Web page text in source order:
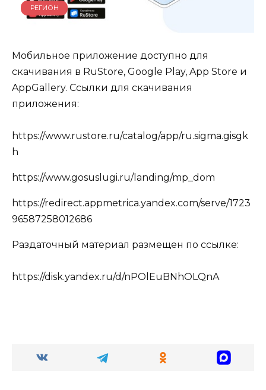
РЕГИОН
Мобильное приложение доступно для
скачивания в RuStore, Google Play, App Store и
AppGallery. Ссылки для скачивания
приложения:
https://www.rustore.ru/catalog/app/ru.sigma.gisgk
h
https://www.gosuslugi.ru/landing/mp_dom
https://redirect.appmetrica.yandex.com/serve/1723
96587258012686
Раздаточный материал размещен по ссылке:
https://disk.yandex.ru/d/nPOlEuBNhOLQnA